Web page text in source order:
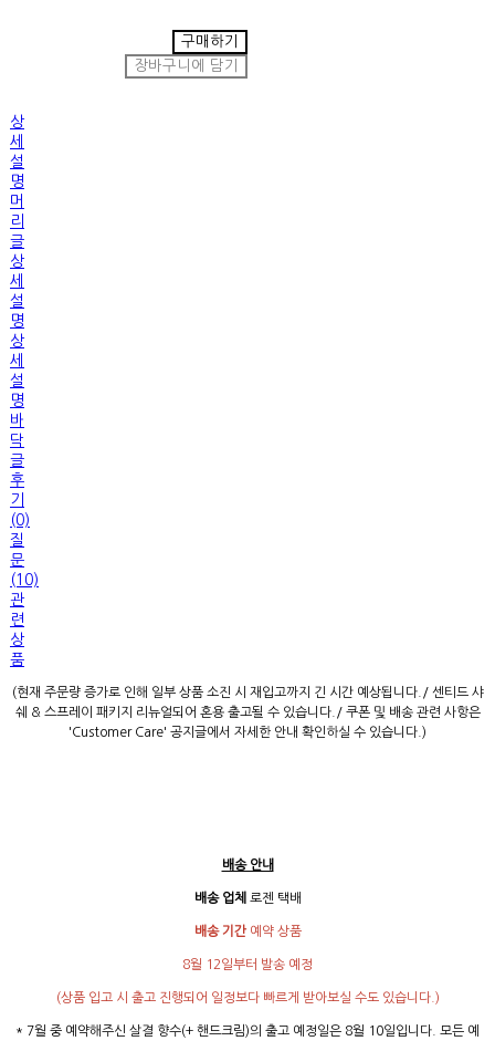
구매하기
장바구니에 담기
상
세
설
명
머
리
글
상
세
설
명
상
세
설
명
바
닥
글
후
기
(0)
질
문
(10)
관
련
상
품
(현재 주문량 증가로 인해 일부 상품 소진 시 재입고까지 긴 시간 예상됩니다./ 센티드 샤
쉐 & 스프레이 패키지 리뉴얼되어 혼용 출고될 수 있습니다./ 쿠폰 및 배송 관련 사항은
'Customer Care' 공지글에서 자세한 안내 확인하실 수 있습니다.)
배송 안내
배송 업체 로젠 택배
배송 기간예약 상품
8월 12일부터 발송 예정
(상품 입고 시 출고 진행되어 일정보다 빠르게 받아보실 수도 있습니다.)
* 7월 중 예약해주신 살결 향수(+ 핸드크림)의 출고 예정일은 8월 10일입니다. 모든 예